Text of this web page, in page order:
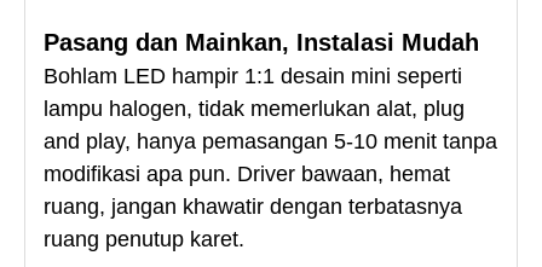
Pasang dan Mainkan, Instalasi Mudah
Bohlam LED hampir 1:1 desain mini seperti
lampu halogen, tidak memerlukan alat, plug
and play, hanya pemasangan 5-10 menit tanpa
modifikasi apa pun. Driver bawaan, hemat
ruang, jangan khawatir dengan terbatasnya
ruang penutup karet.